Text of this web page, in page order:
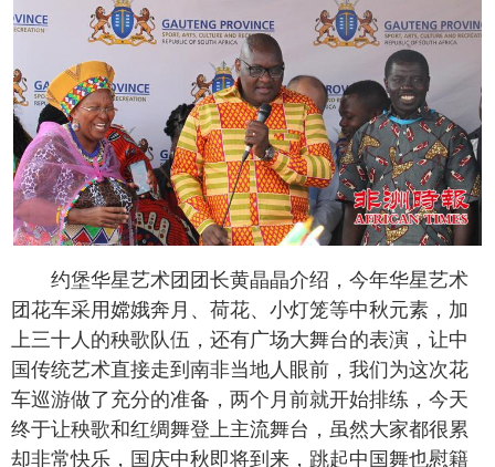
约堡华星艺术团团长黄晶晶介绍，今年华星艺术
团花车采用嫦娥奔月、荷花、小灯笼等中秋元素，加
上三十人的秧歌队伍，还有广场大舞台的表演，让中
国传统艺术直接走到南非当地人眼前，我们为这次花
车巡游做了充分的准备，两个月前就开始排练，今天
终于让秧歌和红绸舞登上主流舞台，虽然大家都很累
却非常快乐，国庆中秋即将到来，跳起中国舞也慰籍